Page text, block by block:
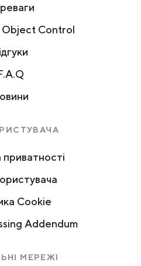
Control
приватності
Cookie
Addendum
МЕРЕЖІ